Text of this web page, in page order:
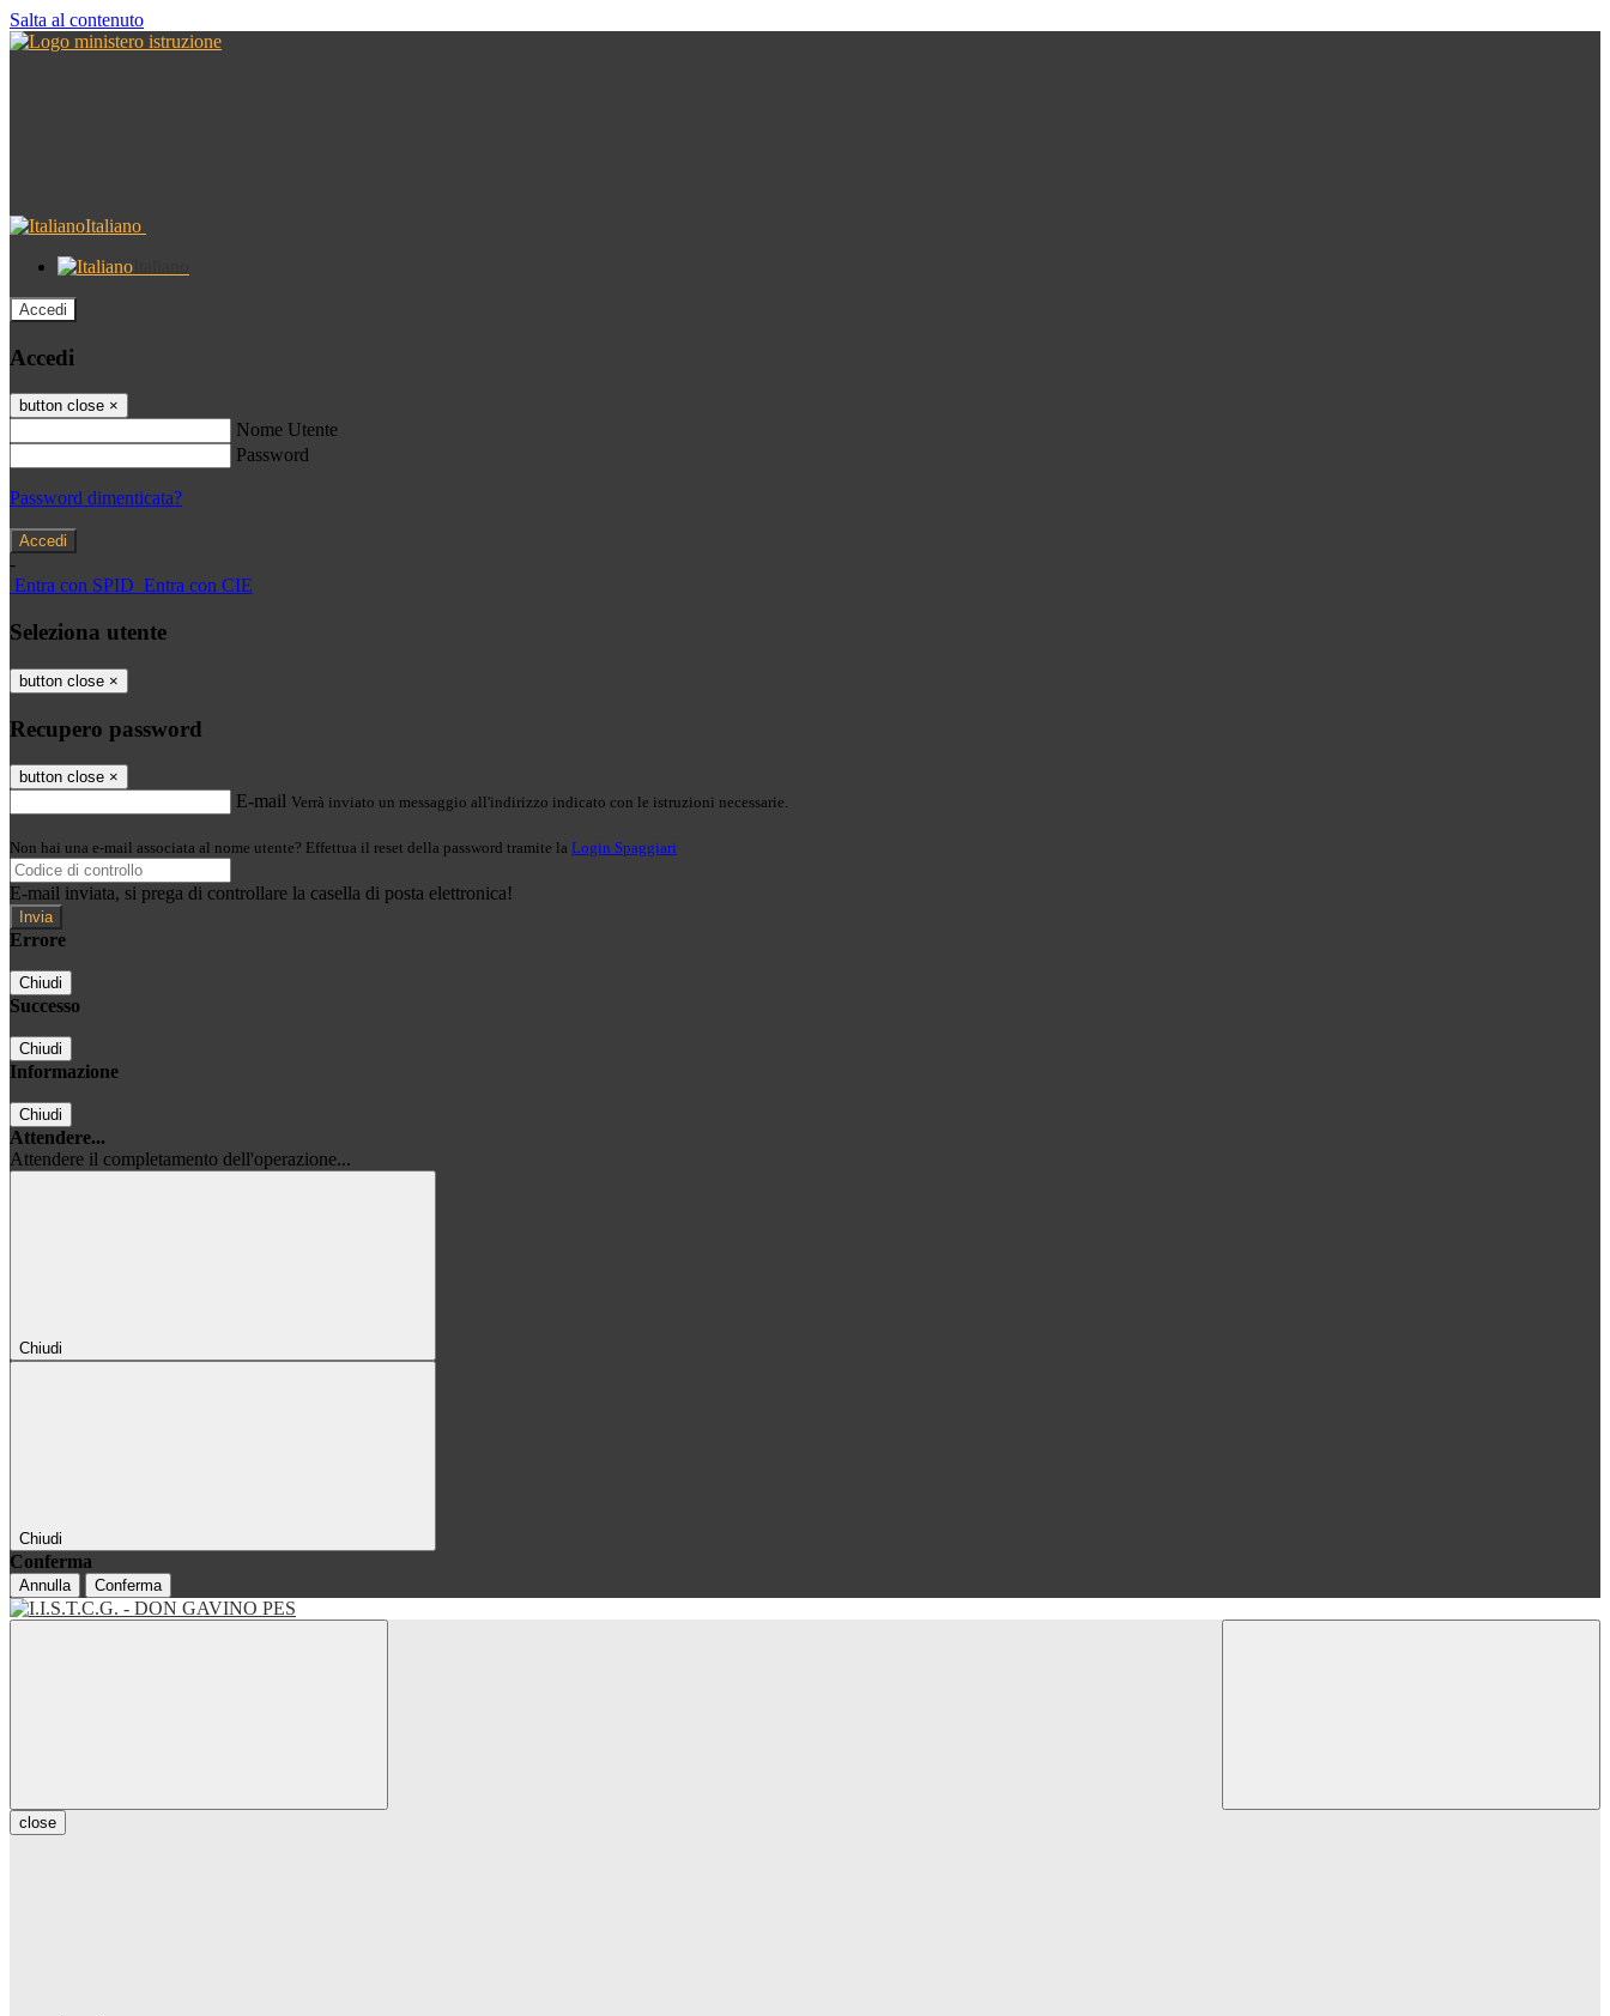
Salta al contenuto
Italiano
Accedi
Accedi
button close ×
Nome Utente
Password
Password dimenticata?
-
Entra con SPID Entra con CIE
Seleziona utente
button close ×
Recupero password
button close ×
E-mail Verrà inviato un messaggio all'indirizzo indicato con le istruzioni necessarie.
Non hai una e-mail associata al nome utente? Effettua il reset della password tramite la Login Spaggiari
E-mail inviata, si prega di controllare la casella di posta elettronica!
Errore
Chiudi
Successo
Chiudi
Informazione
Chiudi
Attendere...
Attendere il completamento dell'operazione...
Chiudi
Chiudi
Conferma
Annulla Conferma
close